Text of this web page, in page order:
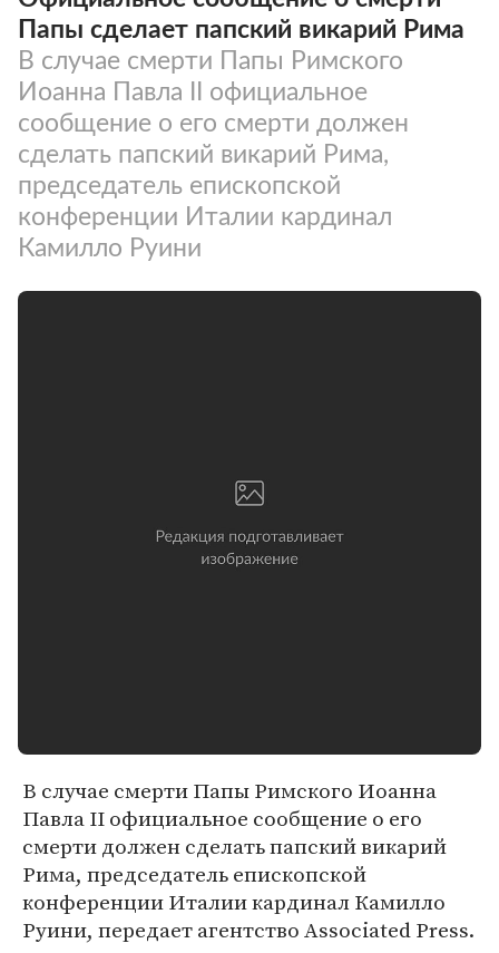
Папы сделает папский викарий Рима
В случае смерти Папы Римского
Иоанна Павла II официальное
сообщение о его смерти должен
сделать папский викарий Рима,
председатель епископской
конференции Италии кардинал
Камилло Руини
В случае смерти Папы Римского Иоанна
Павла II официальное сообщение о его
смерти должен сделать папский викарий
Рима, председатель епископской
конференции Италии кардинал Камилло
Руини, передает агентство Associated Press.